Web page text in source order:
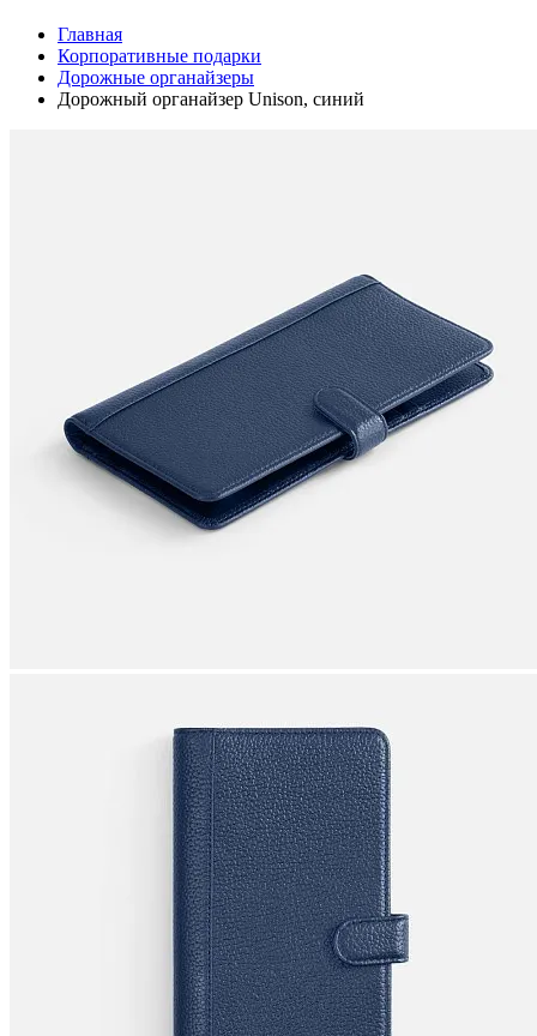
Главная
Корпоративные подарки
Дорожные органайзеры
Дорожный органайзер Unison, синий